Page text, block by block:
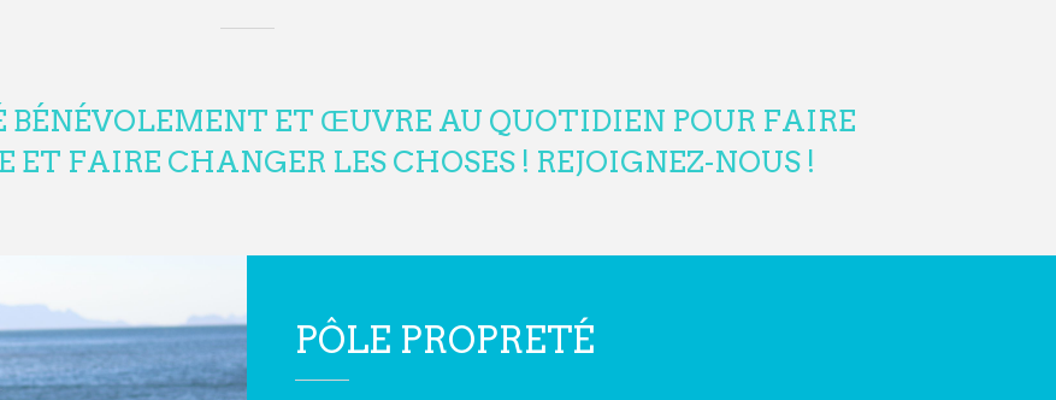
BÉNÉVOLEMENT ET ŒUVRE AU QUOTIDIEN POUR FAIRE
ET FAIRE CHANGER LES CHOSES ! REJOIGNEZ-NOUS !
PÔLE PROPRETÉ